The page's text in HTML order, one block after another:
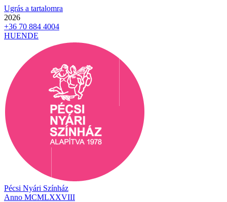
Ugrás a tartalomra
2026
+36 70 884 4004
HUENDE
Pécsi Nyári Színház
Anno MCMLXXVIII